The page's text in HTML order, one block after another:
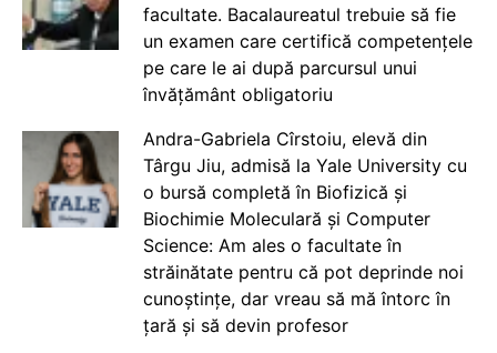
facultate. Bacalaureatul trebuie să fie
un examen care certifică competențele
pe care le ai după parcursul unui
învățământ obligatoriu
Andra-Gabriela Cîrstoiu, elevă din
Târgu Jiu, admisă la Yale University cu
o bursă completă în Biofizică și
Biochimie Moleculară și Computer
Science: Am ales o facultate în
străinătate pentru că pot deprinde noi
cunoștințe, dar vreau să mă întorc în
țară și să devin profesor